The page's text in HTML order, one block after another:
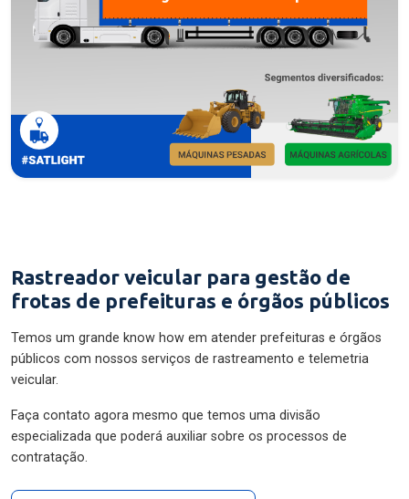
Rastreador veicular para gestão de
frotas de prefeituras e órgãos públicos
Temos um grande know how em atender prefeituras e órgãos
públicos com nossos serviços de rastreamento e telemetria
veicular.
Faça contato agora mesmo que temos uma divisão
especializada que poderá auxiliar sobre os processos de
contratação.